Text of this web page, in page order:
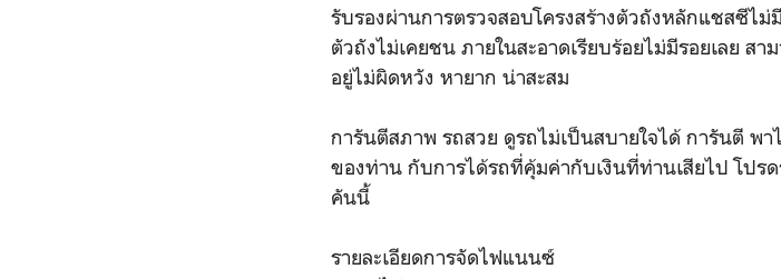
รับรองผ่านการตรวจสอบโครงสร้างตัวถังหลักแชสซีไ
ตัวถังไม่เคยชน ภายในสะอาดเรียบร้อยไม่มีรอยเลย ส
อยู่ไม่ผิดหวัง หายาก น่าสะสม
การันตีสภาพ รถสวย ดูรถไม่เป็นสบายใจได้ การันตี พ
ของท่าน กับการได้รถที่คุ้มค่ากับเงินที่ท่านเสียไป โปร
คันนี้
รายละเอียดการจัดไฟแนนซ์